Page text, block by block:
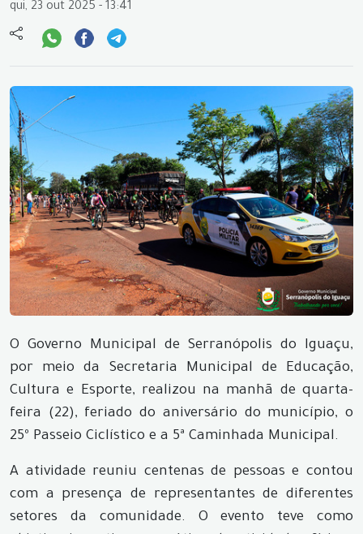
qui, 23 out 2025 - 13:41
O Governo Municipal de Serranópolis do Iguaçu,
por meio da Secretaria Municipal de Educação,
Cultura e Esporte, realizou na manhã de quarta-
feira (22), feriado do aniversário do município, o
25º Passeio Ciclístico e a 5ª Caminhada Municipal.
A atividade reuniu centenas de pessoas e contou
com a presença de representantes de diferentes
setores da comunidade. O evento teve como